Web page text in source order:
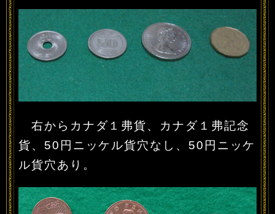
右からカナダ１弗貨、カナダ１弗記念
貨、50円ニッケル貨穴なし、50円ニッケ
ル貨穴あり。